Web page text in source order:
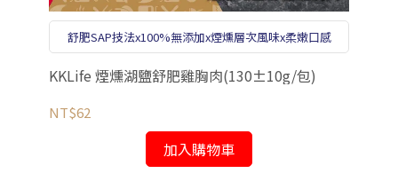
舒肥SAP技法x100%無添加x煙燻層次風味x柔嫩口感
KKLife 煙燻湖鹽舒肥雞胸肉(130±10g/包)
NT$62
加入購物車